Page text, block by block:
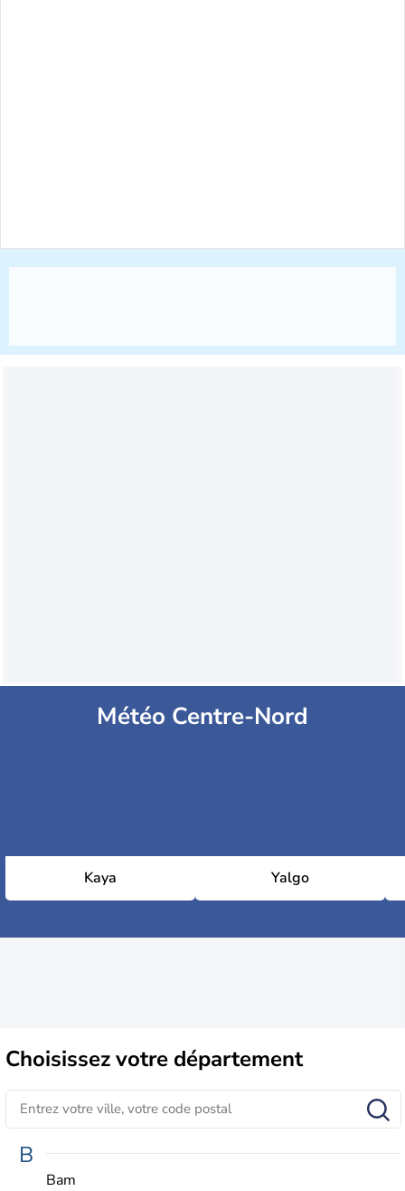
Météo Centre-Nord
Kaya Yalgo
Choisissezvotre département
B
Bam